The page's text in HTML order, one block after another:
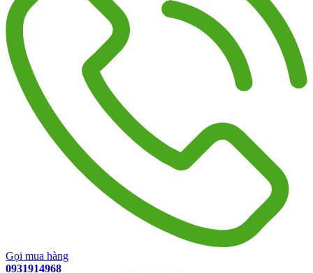
Gọi mua hàng
0931914968